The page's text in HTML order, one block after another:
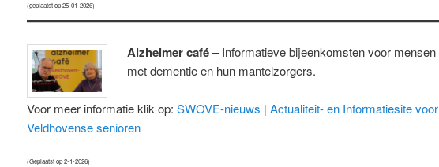
(geplaatst op 25-01-2026)
Alzheimer café– Informatieve bijeenkomsten voor mensen
met dementie en hun mantelzorgers.
Voor meer informatie klik op: SWOVE-nieuws | Actualiteit- en Informatiesite voor
Veldhovense senioren
(Geplaatst op 2-1-2026)